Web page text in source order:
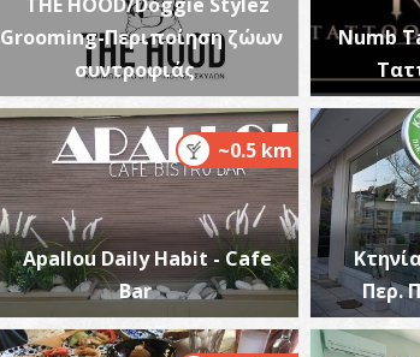
Φαρμακείο
ΦΑΡΜΑΚΕΙΑ
Grooming-Περιποίηση ζώων
συντροφιάς
Numb
~0.5 km
Apallou Daily Habit - Cafe
Bar
Περ.